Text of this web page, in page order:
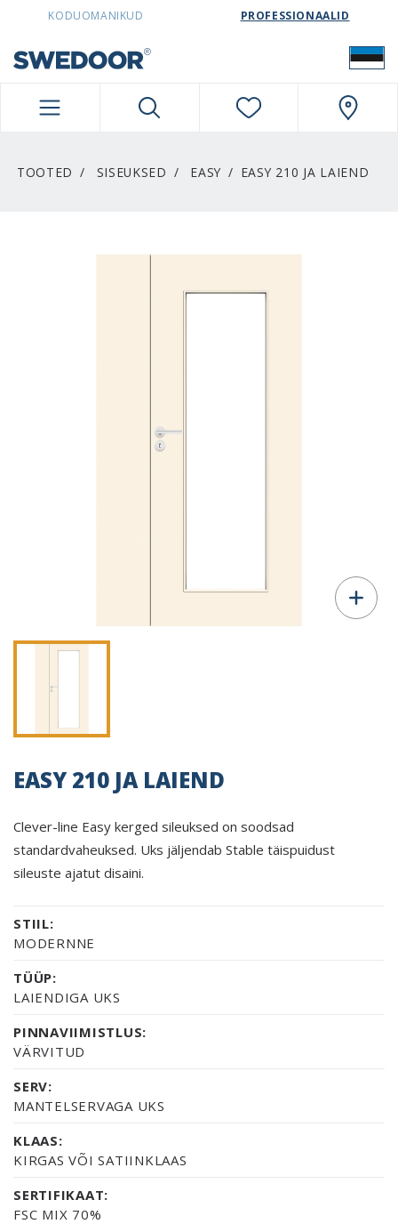
SWEDOORESTONIA NAVIGATION
KODUOMANIKUD PROFESSIONAALID
TOOTED SISEUKSED EASY EASY 210 JA LAIEND
EASY 210 JA LAIEND
Clever-line Easy kerged sileuksed on soodsad
standardvaheuksed. Uks jäljendab Stable täispuidust
sileuste ajatut disaini.
STIIL:
MODERNNE
TÜÜP:
LAIENDIGA UKS
PINNAVIIMISTLUS:
VÄRVITUD
SERV:
MANTELSERVAGA UKS
KLAAS:
KIRGAS VÕI SATIINKLAAS
SERTIFIKAAT:
FSC MIX 70%